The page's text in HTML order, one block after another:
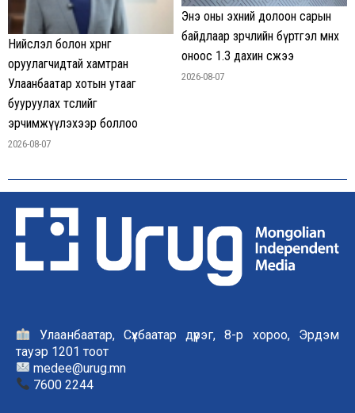
Нийслэл болон хөрөнгө
оруулагчидтай хамтран
Улаанбаатар хотын утааг
бууруулах төслийг
эрчимжүүлэхээр боллоо
2026-08-07
Энэ оны эхний долоон сарын
байдлаар зөрчлийн бүртгэл өмнөх
оноос 1.3 дахин өсжээ
2026-08-07
Улаанбаатар, Сүхбаатар дүүрэг, 8-р хороо, Эрдэм
тауэр 1201 тоот
medee@urug.mn
7600 2244